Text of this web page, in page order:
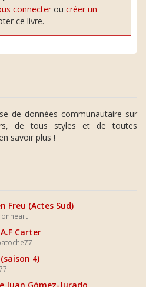
connecter ou créer un
ce livre.
de données communautaire sur
de tous styles et de toutes
savoir plus !
Freu (Actes Sud)
Carter
4)